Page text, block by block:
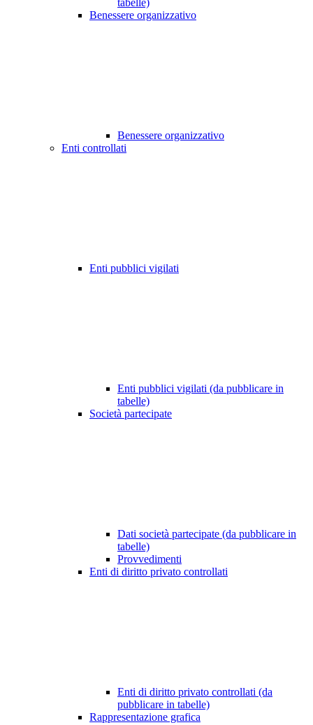
tabelle)
Benessere organizzativo
Benessere organizzativo
Enti controllati
Enti pubblici vigilati
Enti pubblici vigilati (da pubblicare in
tabelle)
Società partecipate
Dati società partecipate (da pubblicare in
tabelle)
Provvedimenti
Enti di diritto privato controllati
Enti di diritto privato controllati (da
pubblicare in tabelle)
Rappresentazione grafica